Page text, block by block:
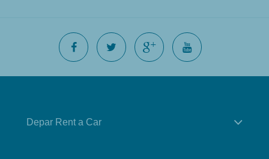
Depar Rent a Car